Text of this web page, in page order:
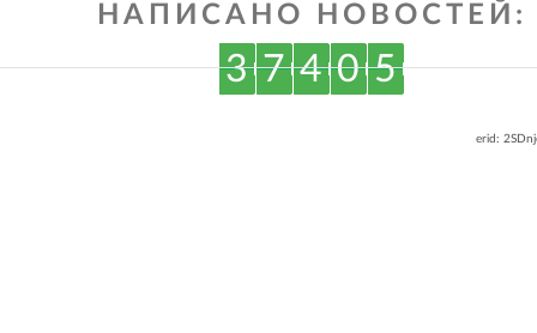
НАПИСАНО НОВОСТЕЙ:
3 7 4 0 5
erid: